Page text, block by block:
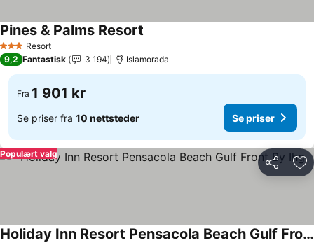
3 StjernerResort
Pines & Palms Resort
9,2 Fantastisk 3 194 Islamorada
Fra 1 901 kr
Se priser fra 10 nettsteder Se priser
Del
Populært valg
Holiday Inn Resort Pensacola Beach Gulf Front By Ihg